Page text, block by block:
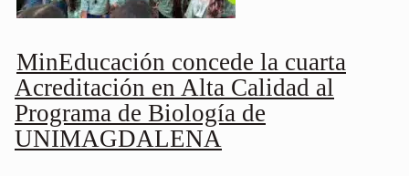
MinEducación concede la cuarta
Acreditación en Alta Calidad al
Programa de Biología de
UNIMAGDALENA